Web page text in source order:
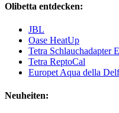
Olibetta entdecken:
JBL
Oase HeatUp
Tetra Schlauchadapter
Tetra ReptoCal
Europet Aqua della
Neuheiten: